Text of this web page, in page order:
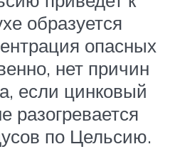
образуется
опасных
нет причин
если цинковый
разогревается
по Цельсию.